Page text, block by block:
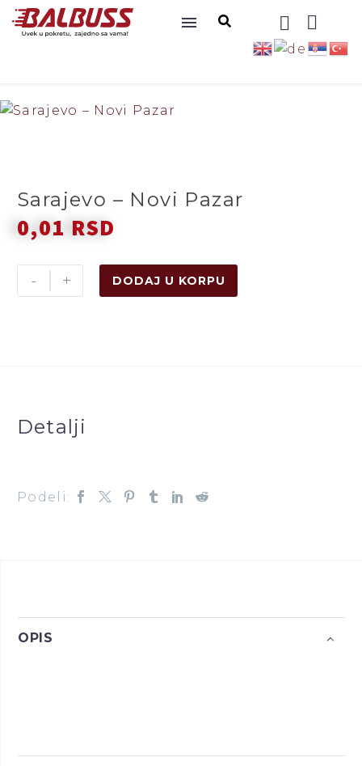
Sarajevo – Novi Pazar
0,01 RSD
- + DODAJ U KORPU
Detalji
Podeli:
OPIS